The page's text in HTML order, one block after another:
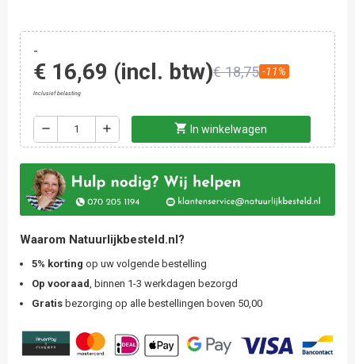
-
€ 16,69 (incl. btw)€ 18,75 -11%
Inclusief belasting
remove add shopping_cart In winkelwagen
Waarom Natuurlijkbesteld.nl?
5% korting op uw volgende bestelling
Op vooraad
, binnen 1-3 werkdagen bezorgd
Gratis bezorging op alle bestellingen boven 50,00